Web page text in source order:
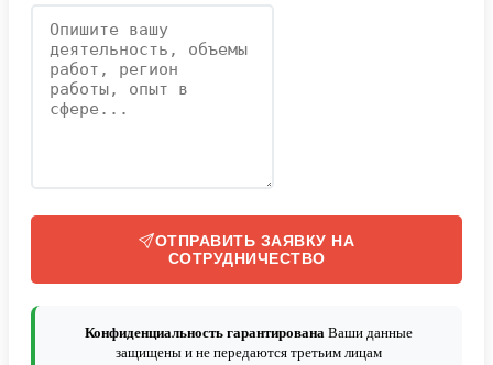
ОТПРАВИТЬ ЗАЯВКУ НА
СОТРУДНИЧЕСТВО
Конфиденциальность гарантирована Ваши данные
защищены и не передаются третьим лицам